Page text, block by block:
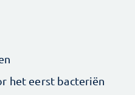
het eerst bacteriën